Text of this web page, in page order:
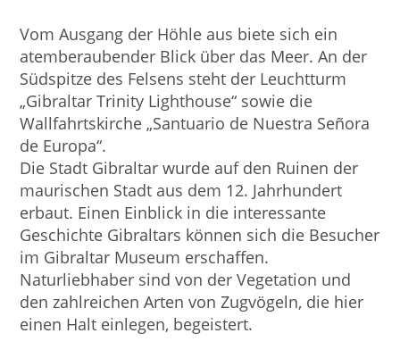
Vom Ausgang der Höhle aus biete sich ein
atemberaubender Blick über das Meer. An der
Südspitze des Felsens steht der Leuchtturm
„Gibraltar Trinity Lighthouse“ sowie die
Wallfahrtskirche „Santuario de Nuestra Señora
de Europa“.
Die Stadt Gibraltar wurde auf den Ruinen der
maurischen Stadt aus dem 12. Jahrhundert
erbaut. Einen Einblick in die interessante
Geschichte Gibraltars können sich die Besucher
im Gibraltar Museum erschaffen.
Naturliebhaber sind von der Vegetation und
den zahlreichen Arten von Zugvögeln, die hier
einen Halt einlegen, begeistert.